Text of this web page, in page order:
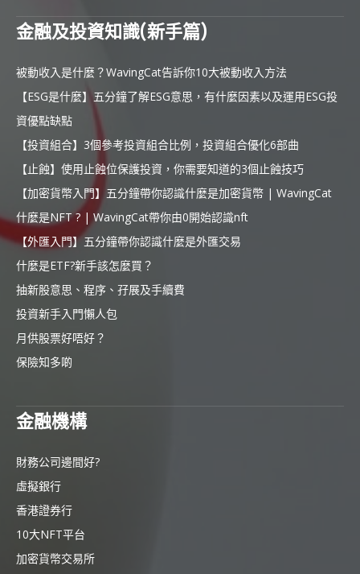
金融及投資知識(新手篇)
被動收入是什麼？WavingCat告訴你10大被動收入方法
【ESG是什麼】五分鐘了解ESG意思，有什麼因素以及運用ESG投
資優點缺點
【投資組合】3個參考投資組合比例，投資組合優化6部曲
【止蝕】使用止蝕位保護投資，你需要知道的3個止蝕技巧
【加密貨幣入門】五分鐘帶你認識什麼是加密貨幣 | WavingCat
什麼是NFT ? | WavingCat帶你由0開始認識nft
【外匯入門】五分鐘帶你認識什麼是外匯交易
什麼是ETF?新手該怎麼買？
抽新股意思、程序、孖展及手續費
投資新手入門懶人包
月供股票好唔好？
保險知多啲
金融機構
財務公司邊間好?
虛擬銀行
香港證券行
10大NFT平台
加密貨幣交易所